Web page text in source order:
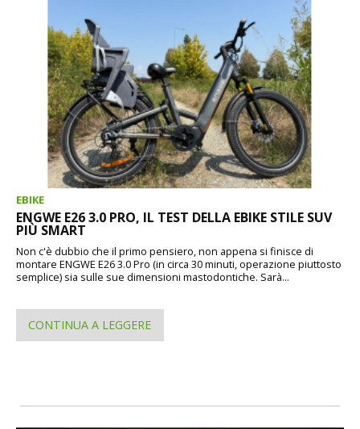
EBIKE
ENGWE E26 3.0 PRO, IL TEST DELLA EBIKE STILE SUV
PIÙ SMART
Non c'è dubbio che il primo pensiero, non appena si finisce di
montare ENGWE E26 3.0 Pro (in circa 30 minuti, operazione piuttosto
semplice) sia sulle sue dimensioni mastodontiche. Sarà...
CONTINUA A LEGGERE